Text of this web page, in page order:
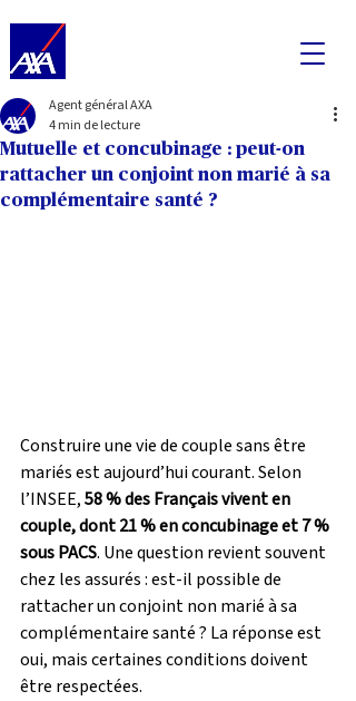
Mutuelle et concubinage : peut-on
rattacher un conjoint non marié à sa
complémentaire santé ?
Agent général AXA
4 min de lecture
Construire une vie de couple sans être
mariés est aujourd’hui courant. Selon
l’INSEE, 58 % des Français vivent en
couple, dont 21 % en concubinage et 7 %
sous PACS. Une question revient souvent
chez les assurés : est-il possible de
rattacher un conjoint non marié à sa
complémentaire santé ? La réponse est
oui, mais certaines conditions doivent
être respectées.